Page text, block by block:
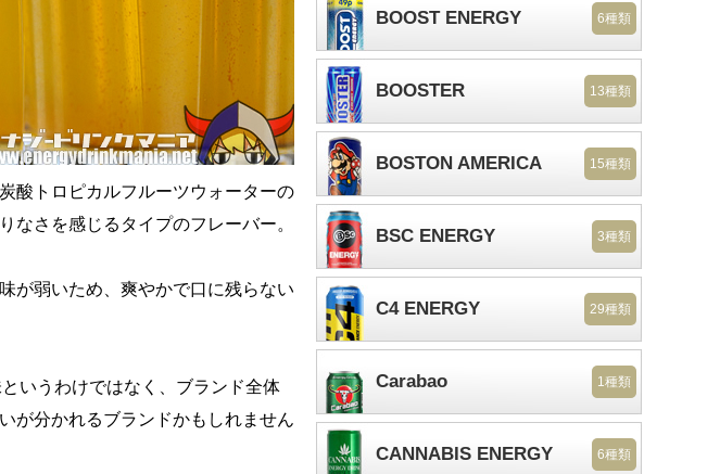
酸トロピカルフルーツウォーターの
なさを感じるタイプのフレーバー。
が弱いため、爽やかで口に残らない
いうわけではなく、ブランド全体
が分かれるブランドかもしれません
BOOST ENERGY 6種類
BOOSTER 13種類
BOSTON AMERICA 15種類
BSC ENERGY 3種類
C4 ENERGY 29種類
Carabao 1種類
CANNABIS ENERGY 6種類